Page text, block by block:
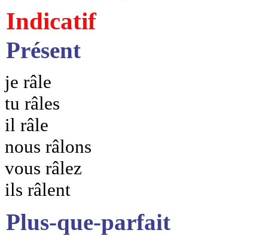
Indicatif
Présent
je râle
tu râles
il râle
nous râlons
vous râlez
ils râlent
Plus-que-parfait